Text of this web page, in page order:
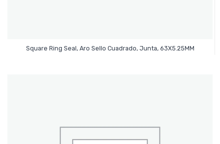
Square Ring Seal, Aro Sello Cuadrado, Junta, 63X5.25MM